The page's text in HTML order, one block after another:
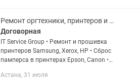
Ремонт оргтехники, принтеров и плоттеров
Договорная
IT Service Group • Ремонт и прошивка
принтеров Samsung, Xerox, НР • Сброс
памперса в принтерах Epson, Canon •
Тех. обслуживание оргтехники •
Астана, 31 июля